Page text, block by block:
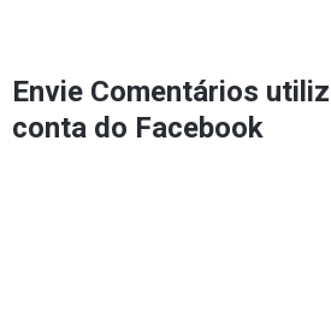
Envie Comentários
conta do Facebook